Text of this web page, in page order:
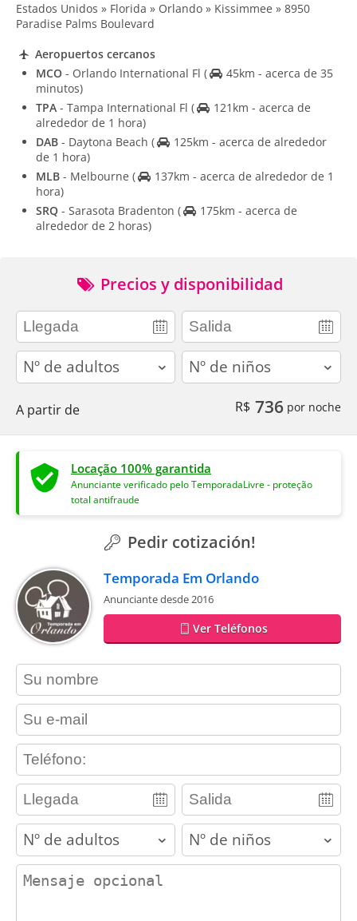
Estados Unidos » Florida » Orlando » Kissimmee » 8950
Paradise Palms Boulevard
Aeropuertos cercanos
MCO - Orlando International Fl (
45km - acerca de 35
minutos)
TPA - Tampa International Fl (
121km - acerca de
alrededor de 1 hora)
DAB - Daytona Beach (
125km - acerca de alrededor
de 1 hora)
MLB - Melbourne (
137km - acerca de alrededor de 1
hora)
SRQ - Sarasota Bradenton (
175km - acerca de
alrededor de 2 horas)
Precios y disponibilidad
adults children
A partir de R$ 736 por noche
Locação 100% garantida
Anunciante verificado pelo TemporadaLivre - proteção
total antifraude
Pedir cotización!
Temporada Em Orlando
Anunciante desde 2016
Ver Teléfonos
contact_name
contact_email
contact_phone
adults children
contact_message